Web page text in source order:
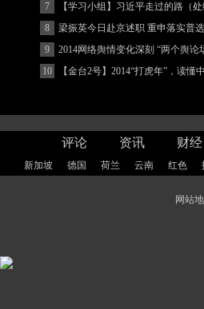
7
【学习小组】习近平走过的路（处
8
梁振英今日赴京述职 重申落实普
9
2014网络舆情变化深刻 “两个舆论
著增强
10 【金台2号】2014“打虎年”，读懂
评论 资讯 财经
新加坡 德国 荷兰 云南 红色
网站